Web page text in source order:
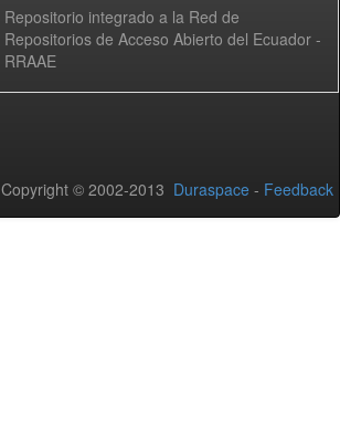
Repositorio integrado a la Red de
Repositorios de Acceso Abierto del Ecuador -
RRAAE
Copyright © 2002-2013 Duraspace - Feedback